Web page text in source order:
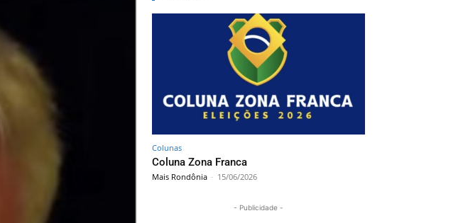
Colunas
Coluna Zona Franca
Mais Rondônia - 15/06/2026
- Publicidade -